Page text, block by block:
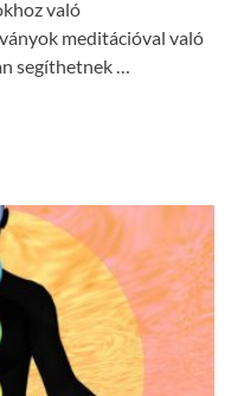
való
meditációval való
segíthetnek …